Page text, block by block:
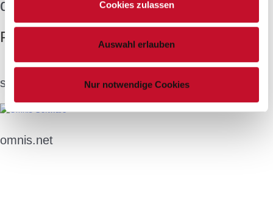
Cookies zulassen
Auswahl erlauben
Nur notwendige Cookies
dittes-gs-plauen.de
Partner
scb.de
omnis.net